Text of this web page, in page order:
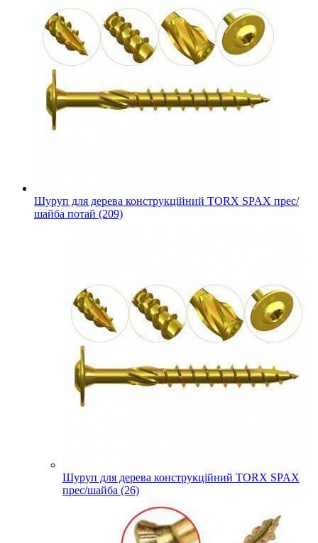
Шуруп для дерева конструкційний TORX SPAX прес/
шайба потай (209)
Шуруп для дерева конструкційний TORX SPAX
прес/шайба (26)